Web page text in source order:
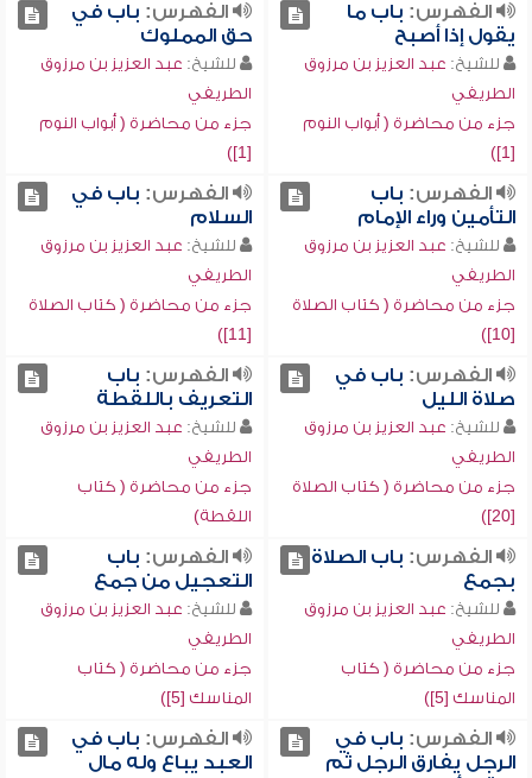
الفهرس: باب ما
يقول إذا أصبح
للشيخ: عبد العزيز بن مرزوق
الطريفي
جزء من محاضرة ( أبواب النوم
[1])
الفهرس: باب في
حق المملوك
للشيخ: عبد العزيز بن مرزوق
الطريفي
جزء من محاضرة ( أبواب النوم
[1])
الفهرس: باب
التأمين وراء الإمام
للشيخ: عبد العزيز بن مرزوق
الطريفي
جزء من محاضرة ( كتاب الصلاة
[10])
الفهرس: باب في
السلام
للشيخ: عبد العزيز بن مرزوق
الطريفي
جزء من محاضرة ( كتاب الصلاة
[11])
الفهرس: باب في
صلاة الليل
للشيخ: عبد العزيز بن مرزوق
الطريفي
جزء من محاضرة ( كتاب الصلاة
[20])
الفهرس: باب
التعريف باللقطة
للشيخ: عبد العزيز بن مرزوق
الطريفي
جزء من محاضرة ( كتاب
اللقطة)
الفهرس: باب الصلاة
بجمع
للشيخ: عبد العزيز بن مرزوق
الطريفي
جزء من محاضرة ( كتاب
المناسك [5])
الفهرس: باب
التعجيل من جمع
للشيخ: عبد العزيز بن مرزوق
الطريفي
جزء من محاضرة ( كتاب
المناسك [5])
الفهرس: باب في
الرجل يفارق الرجل ثم
الفهرس: باب في
العبد يباع وله مال